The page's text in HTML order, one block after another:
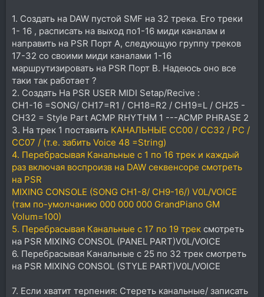
1. Создать на DAW пустой SMF на 32 трека. Его треки
1- 16 , расписать на выход по1-16 миди каналам и
направить на PSR Порт А, следующую группу треков
17-32 со своими миди каналами 1-16
маршрутизировать на PSR Порт B. Надеюсь оно все
таки так работает ?
2. Создать На PSR USER MIDI Setap/Recive :
CH1-16 =SONG/ CH17=R1 / CH18=R2 / CH19=L / CH25 -
CH32 = Style Part ACMP RHYTHM 1 ---ACMP PHRASE 2
3. На трек 1 поставить КАНАЛЬНЫЕ CC00 / CC32 / PC /
CC07 / (т.е. забить Voice 48 =String)
4. Перебрасывая Канальные с 1 по 16 трек и каждый
раз включая воспроизв на DAW секвенсоре смотреть
на PSR
MIXING CONSOLE (SONG CH1-8/ CH9-16/) V0L/VOICE
(там по-умолчанию 000 000 000 GrandPiano GM
Volum=100)
5. Перебрасывая Канальные с 17 по 19 трек смотреть
на PSR MIXING CONSOL (PANEL PART)V0L/VOICE
6. Перебрасывая Канальные с 25 по 32 трек смотреть
на PSR MIXING CONSOL (STYLE PART)V0L/VOICE
7. Если хватит терпения: Стереть канальные/ записать